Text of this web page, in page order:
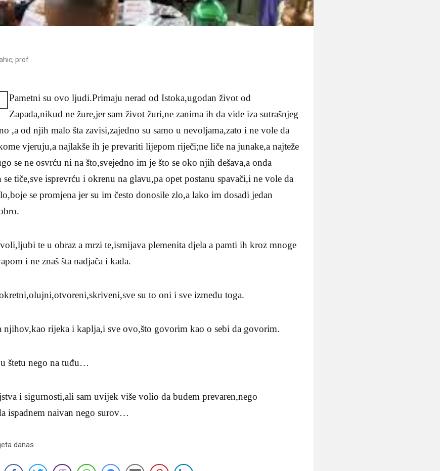
prof
Pametni su ovo ljudi.Primaju nerad od Istoka,ugodan život od
Zapada,nikud ne žure,jer sam život žuri,ne zanima ih da vide iza sutrašnjeg
,a od njih malo šta zavisi,zajedno su samo u nevoljama,zato i ne vole da
vjeruju,a najlakše ih je prevariti lijepom riječi;ne liče na junake,a najteže
se ne osvrću ni na što,svejedno im je što se oko njih dešava,a onda
tiče,sve isprevrću i okrenu na glavu,pa opet postanu spavači,i ne vole da
se promjena jer su im često donosile zlo,a lako im dosadi jedan
te u obraz a mrzi te,ismijava plemenita djela a pamti ih kroz mnoge
i ne znaš šta nadjača i kada.
su to oni i sve između toga.
njihov,kao rijeka i kaplja,i sve ovo,što govorim kao o sebi da govorim.
štetu nego na tuđu…
i sigurnosti,ali sam uvijek više volio da budem prevaren,nego
ispadnem naivan nego surov…
danas